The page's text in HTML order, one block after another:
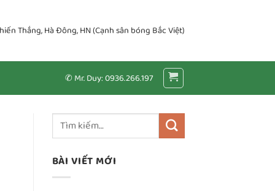
Thắng, Hà Đông, HN (Cạnh sân bóng Bắc Việt)
✆ Mr. Duy: 0936.266.197
BÀI VIẾT MỚI